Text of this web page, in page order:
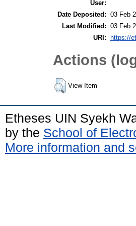
User:
Date Deposited: 03 Feb
Last Modified: 03 Feb
URI:
https://
Actions
View Item
Etheses UIN Syekh
by the School of
More information and